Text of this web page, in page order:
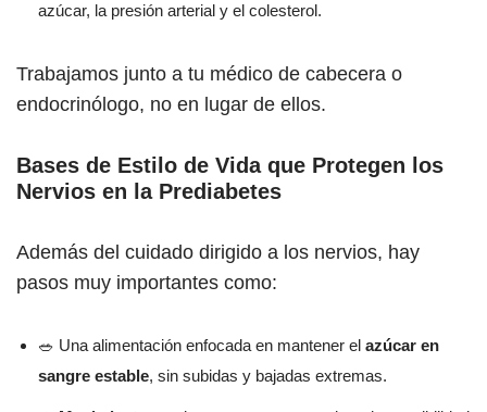
azúcar, la presión arterial y el colesterol.
Trabajamos junto a tu médico de cabecera o
endocrinólogo, no en lugar de ellos.
Bases de Estilo de Vida que Protegen los
Nervios en la Prediabetes
Además del cuidado dirigido a los nervios, hay
pasos muy importantes como:
🥗 Una alimentación enfocada en mantener el azúcar en
sangre estable, sin subidas y bajadas extremas.